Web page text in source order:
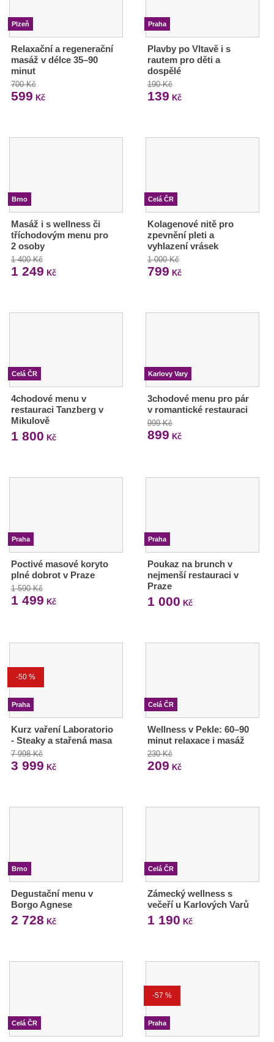
Plzeň
Relaxační a regenerační
masáž v délce 35–90
minut
700 Kč
599 Kč
Praha
Plavby po Vltavě i s
rautem pro děti a
dospělé
190 Kč
139 Kč
Brno
Masáž i s wellness či
tříchodovým menu pro
2 osoby
1 400 Kč
1 249 Kč
Celá ČR
Kolagenové nitě pro
zpevnění pleti a
vyhlazení vrásek
1 000 Kč
799 Kč
Celá ČR
4chodové menu v
restauraci Tanzberg v
Mikulově
1 800 Kč
Karlovy Vary
3chodové menu pro pár
v romantické restauraci
999 Kč
899 Kč
Praha
Poctivé masové koryto
plné dobrot v Praze
1 590 Kč
1 499 Kč
Praha
Poukaz na brunch v
nejmenší restauraci v
Praze
1 000 Kč
-50 %
Praha
Kurz vaření Laboratorio
- Steaky a stařená masa
7 998 Kč
3 999 Kč
Celá ČR
Wellness v Pekle: 60–90
minut relaxace i masáž
230 Kč
209 Kč
Brno
Degustační menu v
Borgo Agnese
2 728 Kč
Celá ČR
Zámecký wellness s
večeří u Karlových Varů
1 190 Kč
Celá ČR
-57 %
Praha